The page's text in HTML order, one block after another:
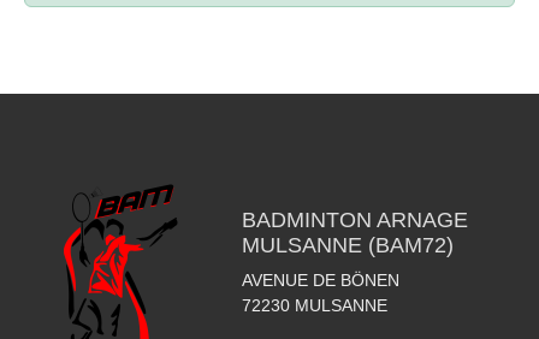
BADMINTON ARNAGE
MULSANNE (BAM72)
AVENUE DE BÖNEN
72230 MULSANNE